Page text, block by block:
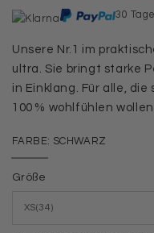
Preis
30
Unsere Nr.1 im
ultra. Sie bringt starke
in Einklang. Für alle,
100 % wohlfühlen
FARBE: SCHWARZ
ausverkauft
verfügbar
Größe